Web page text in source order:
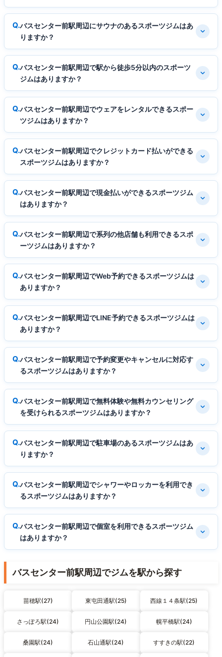
バスセンター前駅周辺にサウナのあるスポーツジムはあ
りますか？
バスセンター前駅周辺で駅から徒歩5分以内のスポーツ
ジムはありますか？
バスセンター前駅周辺でウェアをレンタルできるスポー
ツジムはありますか？
バスセンター前駅周辺でクレジットカード払いができる
スポーツジムはありますか？
バスセンター前駅周辺で現金払いができるスポーツジム
はありますか？
バスセンター前駅周辺で系列の他店舗も利用できるスポ
ーツジムはありますか？
バスセンター前駅周辺でWeb予約できるスポーツジムは
ありますか？
バスセンター前駅周辺でLINE予約できるスポーツジムは
ありますか？
バスセンター前駅周辺で予約変更やキャンセルに対応す
るスポーツジムはありますか？
バスセンター前駅周辺で無料体験や無料カウンセリング
を受けられるスポーツジムはありますか？
バスセンター前駅周辺で駐車場のあるスポーツジムはあ
りますか？
バスセンター前駅周辺でシャワーやロッカーを利用でき
るスポーツジムはありますか？
バスセンター前駅周辺で個室を利用できるスポーツジム
はありますか？
バスセンター前駅周辺でジムを駅から探す
苗穂駅(27) 東屯田通駅(25) 西線１４条駅(25)
さっぽろ駅(24) 円山公園駅(24) 幌平橋駅(24)
桑園駅(24) 石山通駅(24) すすきの駅(22)